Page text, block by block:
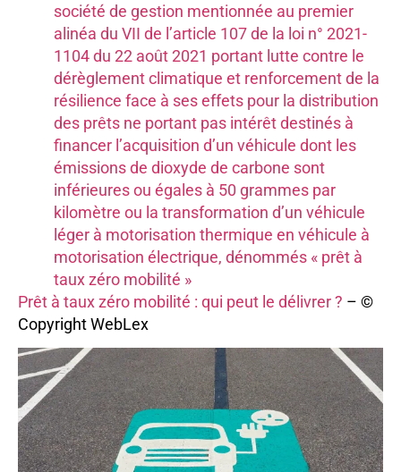
société de gestion mentionnée au premier
alinéa du VII de l’article 107 de la loi n° 2021-
1104 du 22 août 2021 portant lutte contre le
dérèglement climatique et renforcement de la
résilience face à ses effets pour la distribution
des prêts ne portant pas intérêt destinés à
financer l’acquisition d’un véhicule dont les
émissions de dioxyde de carbone sont
inférieures ou égales à 50 grammes par
kilomètre ou la transformation d’un véhicule
léger à motorisation thermique en véhicule à
motorisation électrique, dénommés « prêt à
taux zéro mobilité »
Prêt à taux zéro mobilité : qui peut le délivrer ? – ©
Copyright WebLex